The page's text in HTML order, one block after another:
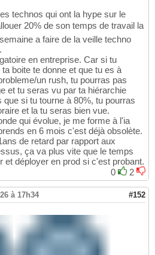
technos qui ont la hype sur le
20% de son temps de travail la
a faire de la veille techno
en entreprise. Car si tu
boite te donne et que tu es à
un rush, tu pourras pas
et tu seras vu par ta hiérarchie
si tu tourne à 80%, tu pourras
et la tu seras bien vue.
qui évolue, je me forme à l'ia
en 6 mois c'est déjà obsolète.
de retard par rapport aux
ça va plus vite que le temps
et déployer en prod si c'est probant.
0
2
à 17h34 #152